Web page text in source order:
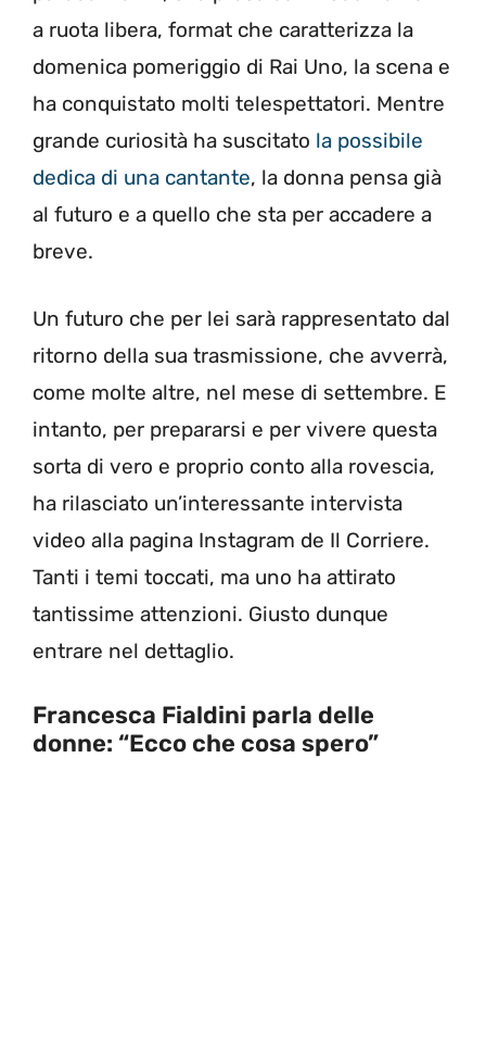
a ruota libera, format che caratterizza la
domenica pomeriggio di Rai Uno, la scena e
ha conquistato molti telespettatori. Mentre
grande curiosità ha suscitato la possibile
dedica di una cantante, la donna pensa già
al futuro e a quello che sta per accadere a
breve.
Un futuro che per lei sarà rappresentato dal
ritorno della sua trasmissione, che avverrà,
come molte altre, nel mese di settembre. E
intanto, per prepararsi e per vivere questa
sorta di vero e proprio conto alla rovescia,
ha rilasciato un’interessante intervista
video alla pagina Instagram de Il Corriere.
Tanti i temi toccati, ma uno ha attirato
tantissime attenzioni. Giusto dunque
entrare nel dettaglio.
Francesca Fialdini parla delle
donne: “Ecco che cosa spero”